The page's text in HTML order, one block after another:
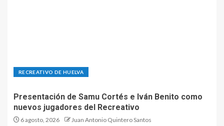
RECREATIVO DE HUELVA
Presentación de Samu Cortés e Iván Benito como
nuevos jugadores del Recreativo
6 agosto, 2026 Juan Antonio Quintero Santos